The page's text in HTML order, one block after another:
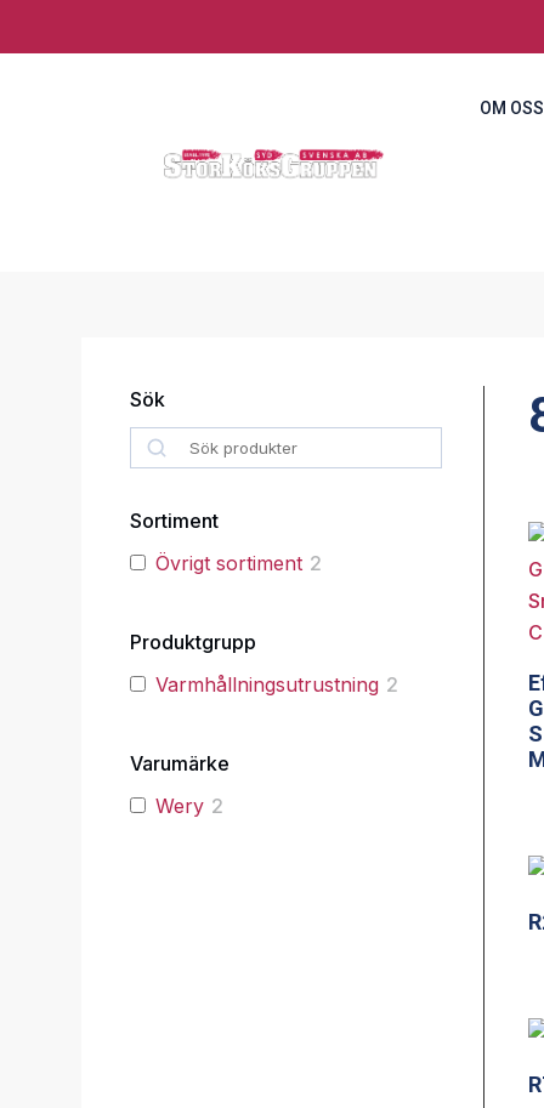
OM OSS
Sök
Search
Sortiment
Övrigt sortiment 2
Produktgrupp
Varmhållningsutrustning 2
Varumärke
Wery 2